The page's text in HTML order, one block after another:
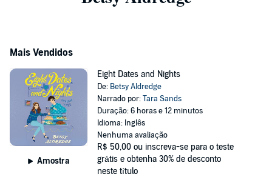
Mais Vendidos
Amostra
Eight Dates and Nights
De: Betsy Aldredge
Narrado por:Tara Sands
Duração: 6 horas e 12 minutos
Idioma: Inglês
Nenhuma avaliação
R$ 50,00 ou inscreva-se para o teste
grátis e obtenha 30% de desconto
neste título